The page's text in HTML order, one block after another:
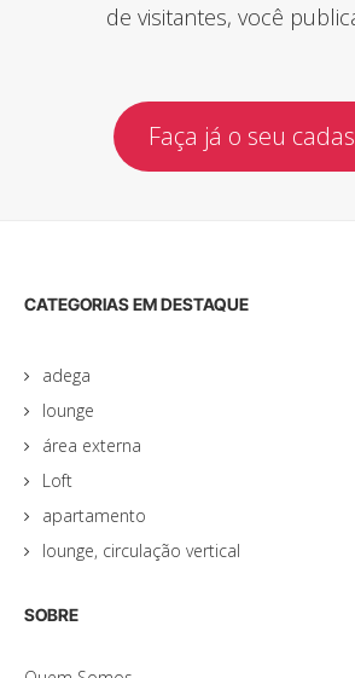
de visitantes, você
Faça já o seu
CATEGORIAS EM DESTAQUE
adega
lounge
área externa
Loft
apartamento
lounge, circulação vertical
SOBRE